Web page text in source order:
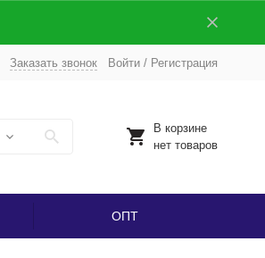
Заказать звонок Войти/ Регистрация
В корзине
нет товаров
ОПТ